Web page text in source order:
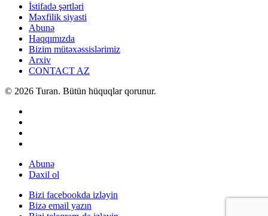
İstifadə şərtləri
Məxfilik siyasti
Abunə
Haqqımızda
Bizim mütəxəssislərimiz
Arxiv
CONTACT AZ
© 2026 Turan. Bütün hüquqlar qorunur.
Abunə
Daxil ol
Bizi facebookda izləyin
Bizə email yazın